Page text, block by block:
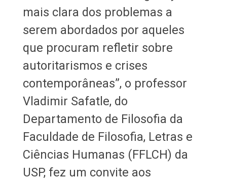
mais clara dos problemas a
serem abordados por aqueles
que procuram refletir sobre
autoritarismos e crises
contemporâneas”, o professor
Vladimir Safatle, do
Departamento de Filosofia da
Faculdade de Filosofia, Letras e
Ciências Humanas (FFLCH) da
USP, fez um convite aos